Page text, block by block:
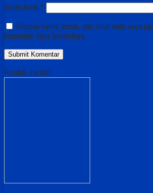
Email Anda *
Simpan nama, email, dan situs web saya
komentar saya berikutnya.
Produk Terkait